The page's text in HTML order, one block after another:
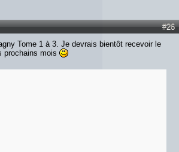
#26
Tome 1 à 3. Je devrais bientôt recevoir le
prochains mois